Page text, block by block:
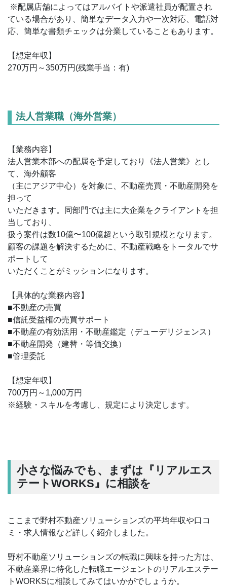
※配属店舗によってはアルバイトや派遣社員が配置され
ている場合があり、簡単なデータ入力や一次対応、電話対
応、簡単な書類チェックは分業していることもあります。
【想定年収】
270万円～350万円(残業手当：有)
法人営業職（海外営業）
【業務内容】
法人営業本部への配属を予定しており《法人営業》とし
て、海外顧客
（主にアジア中心）を対象に、不動産売買・不動産開発を
担って
いただきます。同部門では主に大企業をクライアントを担
当しており、
扱う案件は数10億〜100億超という取引規模となります。
顧客の課題を解決するために、不動産戦略をトータルでサ
ポートして
いただくことがミッションになります。
【具体的な業務内容】
■不動産の売買
■信託受益権の売買サポート
■不動産の有効活用・不動産鑑定（デューデリジェンス）
■不動産開発（建替・等価交換）
■管理委託
【想定年収】
700万円～1,000万円
※経験・スキルを考慮し、規定により決定します。
小さな悩みでも、まずは『リアルエス
テートWORKS』に相談を
ここまで野村不動産ソリューションズの平均年収や口コ
ミ・求人情報など詳しく紹介しました。
野村不動産ソリューションズの転職に興味を持った方は、
不動産業界に特化した転職エージェントのリアルエステー
トWORKSに相談してみてはいかがでしょうか。